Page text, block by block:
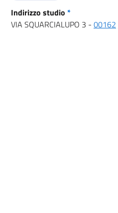
Indirizzo studio *
VIA SQUARCIALUPO 3 - 00162